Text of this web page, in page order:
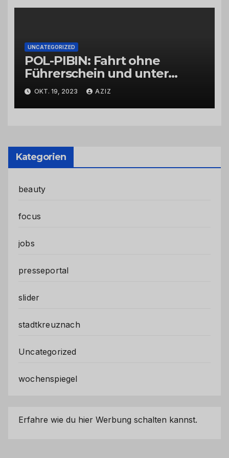
UNCATEGORIZED
POL-PIBIN: Fahrt ohne
Führerschein und unter
Einfluss von Drogen
OKT. 19, 2023 AZIZ
Kategorien
beauty
focus
jobs
presseportal
slider
stadtkreuznach
Uncategorized
wochenspiegel
Erfahre wie du hier Werbung schalten kannst.